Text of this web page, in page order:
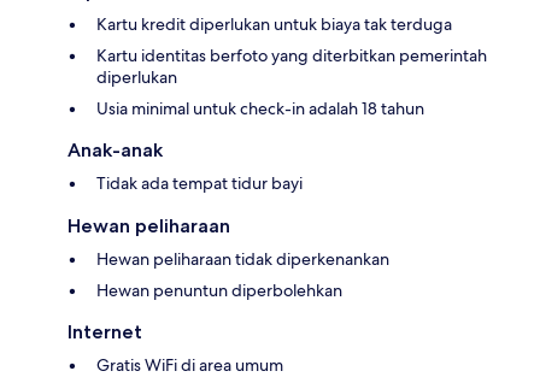
Kartu kredit diperlukan untuk biaya tak terduga
Kartu identitas berfoto yang diterbitkan pemerintah
diperlukan
Usia minimal untuk check-in adalah 18 tahun
Anak-anak
Tidak ada tempat tidur bayi
Hewan peliharaan
Hewan peliharaan tidak diperkenankan
Hewan penuntun diperbolehkan
Internet
Gratis WiFi di area umum